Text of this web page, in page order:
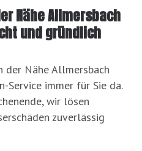
Nähe Allmersbach
und gründlich
der Nähe Allmersbach
Service immer für Sie da.
wir lösen
zuverlässig